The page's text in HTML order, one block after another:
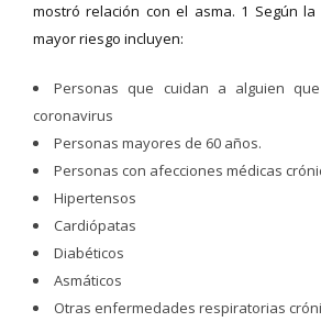
mostró relación con el asma. 1 Según
mayor riesgo incluyen:
Personas que cuidan a alguien
coronavirus
Personas mayores de 60 años.
Personas con afecciones médicas
Hipertensos
Cardiópatas
Diabéticos
Asmáticos
Otras enfermedades respiratorias